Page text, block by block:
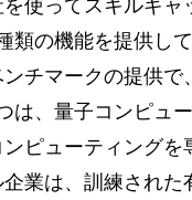
使ってスキルギ
類の機能を提供し
チマークの提供
は、量子コンピュ
ピューティング
業は、訓練され